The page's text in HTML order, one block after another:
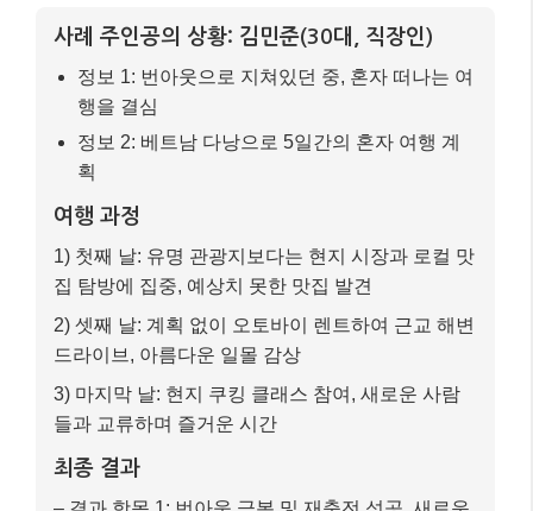
사례 주인공의 상황: 김민준(30대, 직장인)
정보 1: 번아웃으로 지쳐있던 중, 혼자 떠나는 여
행을 결심
정보 2: 베트남 다낭으로 5일간의 혼자 여행 계
획
여행 과정
1) 첫째 날: 유명 관광지보다는 현지 시장과 로컬 맛
집 탐방에 집중, 예상치 못한 맛집 발견
2) 셋째 날: 계획 없이 오토바이 렌트하여 근교 해변
드라이브, 아름다운 일몰 감상
3) 마지막 날: 현지 쿠킹 클래스 참여, 새로운 사람
들과 교류하며 즐거운 시간
최종 결과